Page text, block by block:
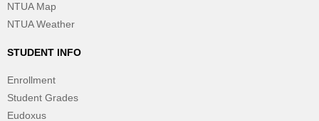
NTUA Map
NTUA Weather
STUDENT INFO
Enrollment
Student Grades
Eudoxus